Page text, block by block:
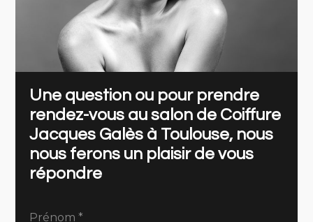
Une question ou pour prendre
rendez-vous au salon de Coiffure
Jacques Galès à Toulouse, nous
nous ferons un plaisir de vous
répondre
Prénom*